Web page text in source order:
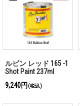
ルビン レッド 165 -1
Shot Paint 237ml
9,240円 (税込)